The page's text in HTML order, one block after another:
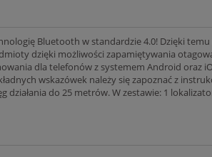
Bluetooth w standardzie 4.0! Dzięki temu
dzięki możliwości zapamiętywania
dla telefonów z systemem Android oraz
wskazówek należy się zapoznać z
działania do 25 metrów. W zestawie: 1